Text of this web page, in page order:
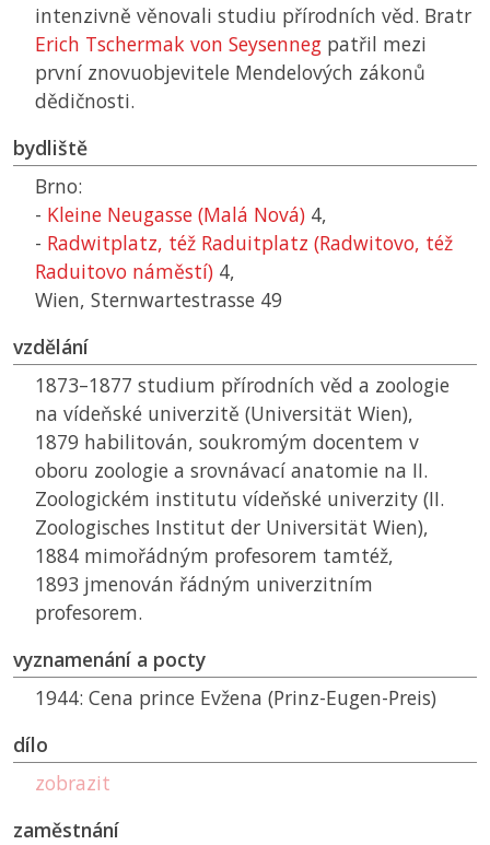
intenzivně věnovali studiu přírodních věd. Bratr
Erich Tschermak von Seysenneg patřil mezi
první znovuobjevitele Mendelových zákonů
dědičnosti.
bydliště
Brno:
- Kleine Neugasse (Malá Nová) 4,
- Radwitplatz, též Raduitplatz (Radwitovo, též
Raduitovo náměstí) 4,
Wien, Sternwartestrasse 49
vzdělání
1873–1877 studium přírodních věd a zoologie
na vídeňské univerzitě (Universität Wien),
1879 habilitován, soukromým docentem v
oboru zoologie a srovnávací anatomie na II.
Zoologickém institutu vídeňské univerzity (II.
Zoologisches Institut der Universität Wien),
1884 mimořádným profesorem tamtéž,
1893 jmenován řádným univerzitním
profesorem.
vyznamenání a pocty
1944: Cena prince Evžena (Prinz-Eugen-Preis)
dílo
zobrazit
zaměstnání